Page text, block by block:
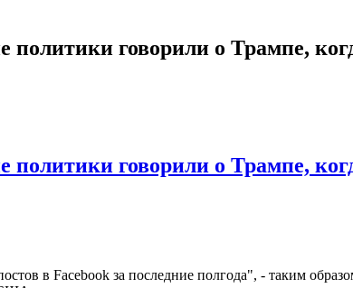
говорили о Трампе,
говорили о Трампе,
в Facebook за последние полгода", - таким